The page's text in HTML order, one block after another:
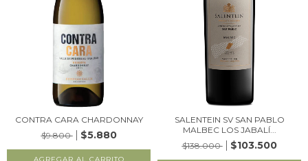
CONTRA CARA CHARDONNAY
$9.800
$5.880
SALENTEIN SV SAN PABLO
MALBEC LOS JABALÍ...
$138.000
$103.500